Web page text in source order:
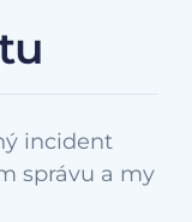
incident
správu a my